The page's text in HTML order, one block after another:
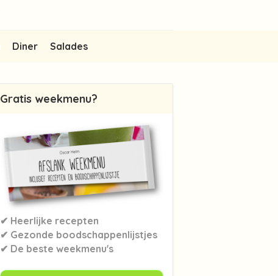
Diner Salades
Gratis weekmenu?
✔ Heerlijke recepten
✔ Gezonde boodschappenlijstjes
✔ De beste weekmenu's